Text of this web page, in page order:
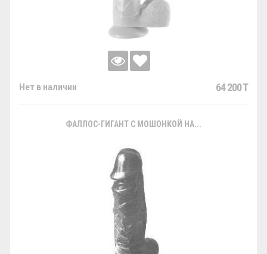
Нет в наличии 64 200 T
ФАЛЛОС-ГИГАНТ С МОШОНКОЙ НА...